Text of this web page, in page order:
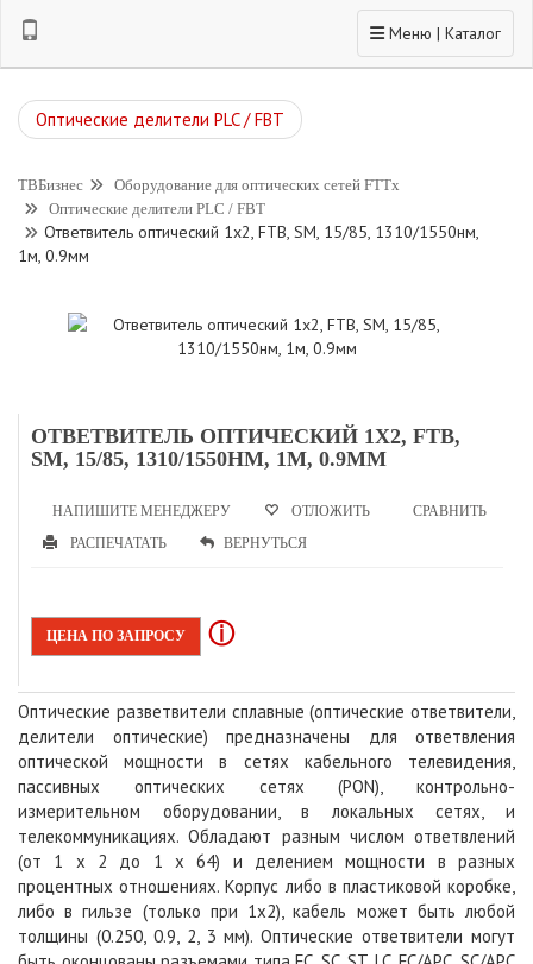
Toggle navigation
Меню | Каталог
Оптические делители PLC / FBT
ТВБизнес
Оборудование для оптических сетей FTTx
Оптические делители PLC / FBT
Ответвитель оптический 1х2, FTB, SM, 15/85, 1310/1550нм,
1м, 0.9мм
ОТВЕТВИТЕЛЬ ОПТИЧЕСКИЙ 1Х2, FTB,
SM, 15/85, 1310/1550НМ, 1М, 0.9ММ
НАПИШИТЕ МЕНЕДЖЕРУ ОТЛОЖИТЬ
СРАВНИТЬ
РАСПЕЧАТАТЬ
ВЕРНУТЬСЯ
ЦЕНА ПО ЗАПРОСУ ⓘ
Оптические разветвители сплавные (оптические ответвители,
делители оптические) предназначены для ответвления
оптической мощности в сетях кабельного телевидения,
пассивных оптических сетях (PON), контрольно-
измерительном оборудовании, в локальных сетях, и
телекоммуникациях. Обладают разным числом ответвлений
(от 1 х 2 до 1 х 64) и делением мощности в разных
процентных отношениях. Корпус либо в пластиковой коробке,
либо в гильзе (только при 1х2), кабель может быть любой
толщины (0.250, 0.9, 2, 3 мм). Оптические ответвители могут